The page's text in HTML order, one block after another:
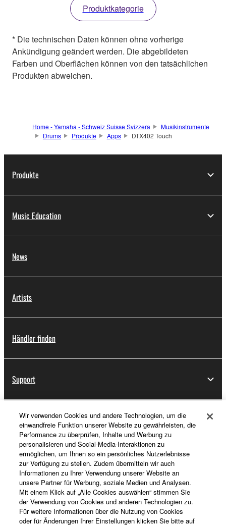
Produktkategorie
* Die technischen Daten können ohne vorherige
Ankündigung geändert werden. Die abgebildeten
Farben und Oberflächen können von den tatsächlichen
Produkten abweichen.
Home - Yamaha - Schweiz Suisse Svizzera
Musikinstrumente
Drums
Produkte Apps DTX402 Touch
Produkte
Music Education
News
Artists
Händler finden
Support
Registrierung von „Yamaha Music ID“
Über Yamaha
Schweiz Suisse Svizzera - German
Business
Wir verwenden Cookies und andere Technologien, um die
einwandfreie Funktion unserer Website zu gewährleisten, die
Performance zu überprüfen, Inhalte und Werbung zu
personalisieren und Social-Media-Interaktionen zu
ermöglichen, um Ihnen so ein persönliches Nutzerlebnisse
zur Verfügung zu stellen. Zudem übermitteln wir auch
Informationen zu Ihrer Verwendung unserer Website an
unsere Partner für Werbung, soziale Medien und Analysen.
Mit einem Klick auf „Alle Cookies auswählen“ stimmen Sie
der Verwendung von Cookies und anderen Technologien zu.
Für weitere Informationen über die Nutzung von Cookies
oder für Änderungen Ihrer Einstellungen klicken Sie bitte auf